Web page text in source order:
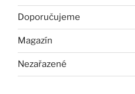
Doporučujeme
Magazín
Nezařazené